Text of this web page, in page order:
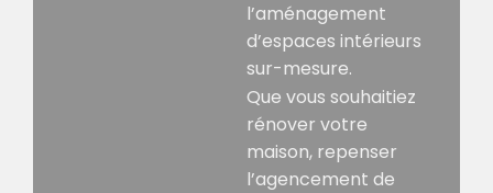
l’aménagement
d’espaces intérieurs
sur-mesure.
Que vous souhaitiez
rénover votre
maison, repenser
l’agencement de